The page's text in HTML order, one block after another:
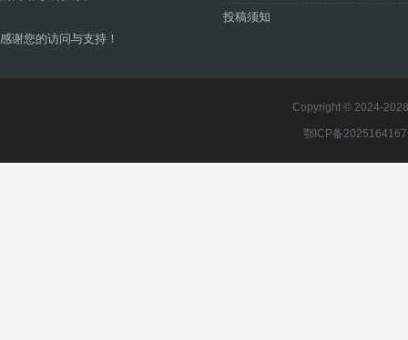
感谢您的访问与支持！
投稿须知
Copyright © 2024-
鄂ICP备